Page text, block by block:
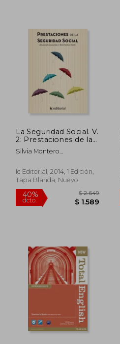
45%
dcto.
$ 6.835
La Seguridad Social. V.
2: Prestaciones de la
Seguridad Social
Silvia Montero
Carmona Ruiz
Ic Editorial, 2014, 1 Edición,
Tapa Blanda, Nuevo